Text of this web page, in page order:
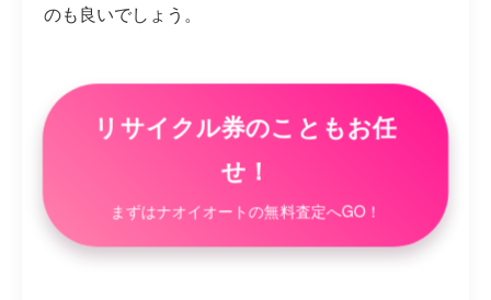
のも良いでしょう。
リサイクル券のこともお任
せ！
まずはナオイオートの無料査定へGO！